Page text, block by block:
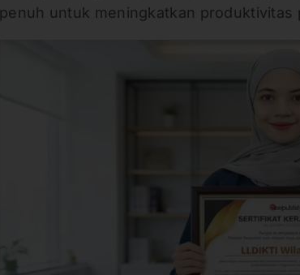
penuh untuk meningkatkan produktivitas